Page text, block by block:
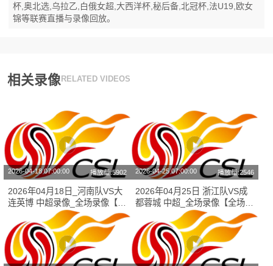
杯,奥北选,乌拉乙,白俄女超,大西洋杯,秘后备,北冠杯,法U19,欧女
锦等联赛直播与录像回放。
相关录像 RELATED VIDEOS
2026-04-18 07:00:00 播放量:5902
2026年04月18日_河南队VS大
连英博 中超录像_全场录像【全
2026-04-25 07:00:00 播放量:2546
2026年04月25日 浙江队VS成
都蓉城 中超_全场录像【全场回